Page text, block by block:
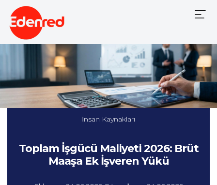
Mobile
İnsan Kaynakları
Toplam İşgücü Maliyeti 2026: Brüt
Maaşa Ek İşveren Yükü